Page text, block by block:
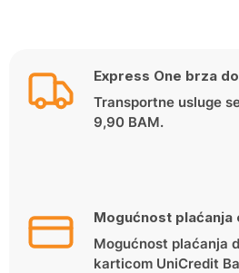
Express One brza
Transportne usluge
9,90 BAM.
Mogućnost plaćanja
Mogućnost plaćanja
karticom UniCredit